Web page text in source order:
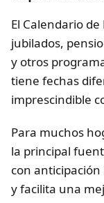
El Calendario de
jubilados,
y otros
tiene fechas
imprescindible
Para muchos
la principal
con
y facilita una